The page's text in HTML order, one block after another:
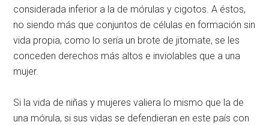
considerada inferior a la de mórulas y cigotos. A éstos,
no siendo más que conjuntos de células en formación sin
vida propia, como lo sería un brote de jitomate, se les
conceden derechos más altos e inviolables que a una
mujer.
Si la vida de niñas y mujeres valiera lo mismo que la de
una mórula, si sus vidas se defendieran en este país con